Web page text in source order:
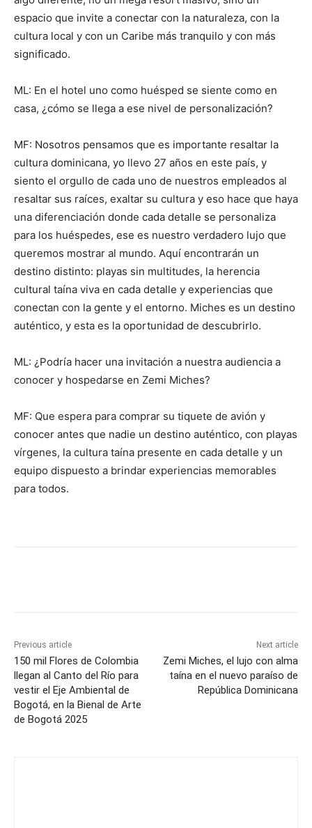
espacio que invite a conectar con la naturaleza, con la
cultura local y con un Caribe más tranquilo y con más
significado.
ML: En el hotel uno como huésped se siente como en
casa, ¿cómo se llega a ese nivel de personalización?
MF: Nosotros pensamos que es importante resaltar la
cultura dominicana, yo llevo 27 años en este país, y
siento el orgullo de cada uno de nuestros empleados al
resaltar sus raíces, exaltar su cultura y eso hace que haya
una diferenciación donde cada detalle se personaliza
para los huéspedes, ese es nuestro verdadero lujo que
queremos mostrar al mundo. Aquí encontrarán un
destino distinto: playas sin multitudes, la herencia
cultural taína viva en cada detalle y experiencias que
conectan con la gente y el entorno. Miches es un destino
auténtico, y esta es la oportunidad de descubrirlo.
ML: ¿Podría hacer una invitación a nuestra audiencia a
conocer y hospedarse en Zemi Miches?
MF: Que espera para comprar su tiquete de avión y
conocer antes que nadie un destino auténtico, con playas
vírgenes, la cultura taína presente en cada detalle y un
equipo dispuesto a brindar experiencias memorables
para todos.
Previous article
150 mil Flores de Colombia
llegan al Canto del Río para
vestir el Eje Ambiental de
Bogotá, en la Bienal de Arte
de Bogotá 2025
Next article
Zemi Miches, el lujo con alma
taína en el nuevo paraíso de
República Dominicana